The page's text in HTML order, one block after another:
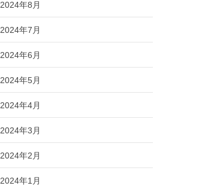
2024年8月
2024年7月
2024年6月
2024年5月
2024年4月
2024年3月
2024年2月
2024年1月